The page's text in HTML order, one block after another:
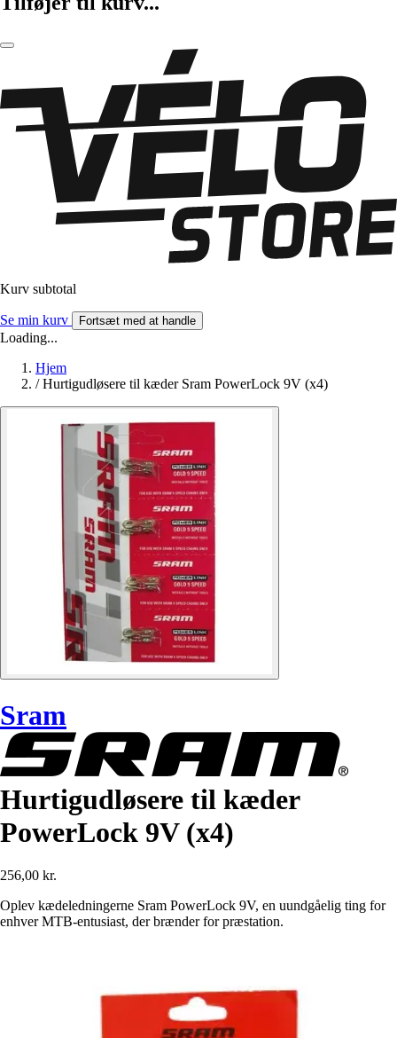
Kurv subtotal
Se min kurv Fortsæt med at handle
Loading...
Hjem
/ Hurtigudløsere til kæder Sram PowerLock 9V (x4)
Sram
Hurtigudløsere til kæder
PowerLock 9V (x4)
256,00 kr.
Oplev kædeledningerne Sram PowerLock 9V, en uundgåelig ting for
enhver MTB-entusiast, der brænder for præstation.